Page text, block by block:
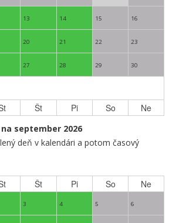
13 14 15 16
20 21 22 23
27 28 29 30
Št Pi So Ne
september 2026
deň v kalendári a potom časový
Št Pi So Ne
3 4 5 6